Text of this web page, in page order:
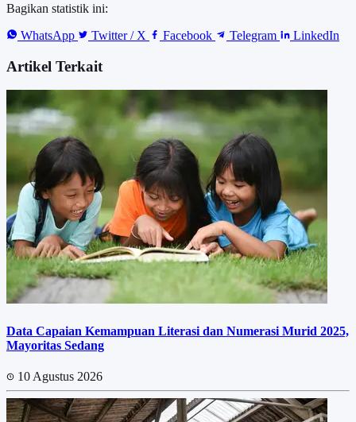
Bagikan statistik ini:
WhatsApp
Twitter / X Facebook Telegram LinkedIn
Artikel Terkait
Data Capaian Kemampuan Literasi dan Numerasi Murid 2025,
Mayoritas Sedang
10 Agustus 2026